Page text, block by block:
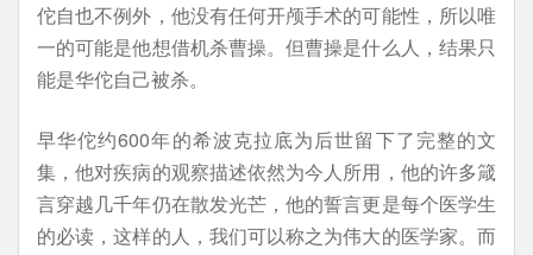
佗自也不例外，他没有任何开颅手术的可能性，所以唯
一的可能是他想借机杀曹操。但曹操是什么人，结果只
能是华佗自己被杀。
早华佗约600年的希波克拉底为后世留下了完整的文
集，他对疾病的观察描述依然为今人所用，他的许多箴
言穿越几千年仍在散发光芒，他的誓言更是每个医学生
的必读，这样的人，我们可以称之为伟大的医学家。而